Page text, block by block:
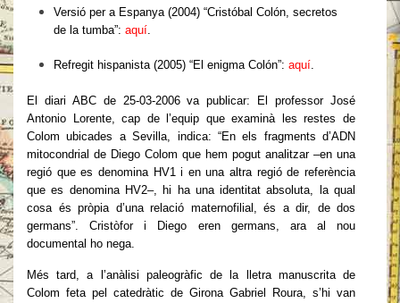
Versió per a Espanya (2004) “Cristóbal Colón, secretos
de la tumba”: aquí.
Refregit hispanista (2005) “El enigma Colón”: aquí.
El diari ABC de 25-03-2006 va publicar: El professor José
Antonio Lorente, cap de l’equip que examinà les restes de
Colom ubicades a Sevilla, indica: “En els fragments d’ADN
mitocondrial de Diego Colom que hem pogut analitzar –en una
regió que es denomina HV1 i en una altra regió de referència
que es denomina HV2–, hi ha una identitat absoluta, la qual
cosa és pròpia d’una relació maternofilial, és a dir, de dos
germans”. Cristòfor i Diego eren germans, ara al nou
documental ho nega.
Més tard, a l’anàlisi paleogràfic de la lletra manuscrita de
Colom feta pel catedràtic de Girona Gabriel Roura, s’hi van